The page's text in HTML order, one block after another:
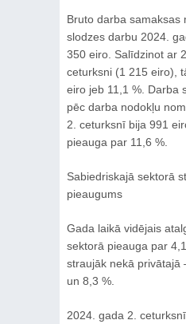
Bruto darba samaksas
slodzes darbu 2024.
350 eiro. Salīdzinot ar
ceturksni (1 215 eiro),
eiro jeb 11,1 %. Darba
pēc darba nodokļu
2. ceturksnī bija 991
pieauga par 11,6 %.
Sabiedriskajā sektorā
pieaugums
Gada laikā vidējais
sektorā pieauga par
straujāk nekā privātajā
un 8,3 %.
2024. gada 2.